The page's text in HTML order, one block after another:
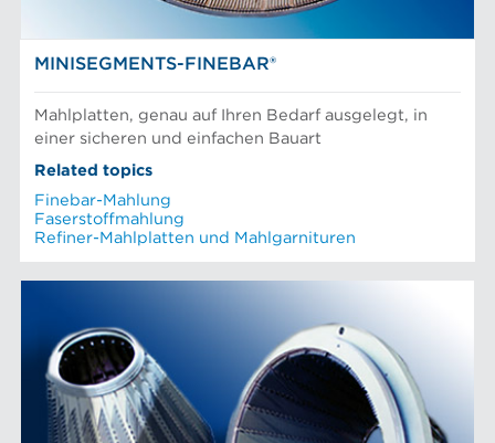
MINISEGMENTS-FINEBAR®
Mahlplatten, genau auf Ihren Bedarf ausgelegt, in
einer sicheren und einfachen Bauart
Related topics
Finebar-Mahlung
Faserstoffmahlung
Refiner-Mahlplatten und Mahlgarnituren